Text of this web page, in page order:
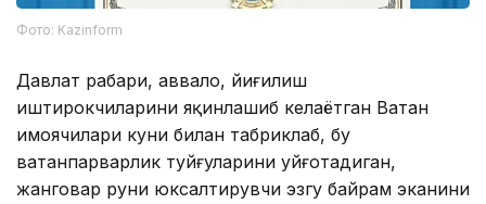
Фото: Kazinform
Давлат раҳбари, аввало, йиғилиш
иштирокчиларини яқинлашиб келаётган Ватан
ҳимоячилари куни билан табриклаб, бу
ватанпарварлик туйғуларини уйғотадиган,
жанговар руҳни юксалтирувчи эзгу байрам эканини